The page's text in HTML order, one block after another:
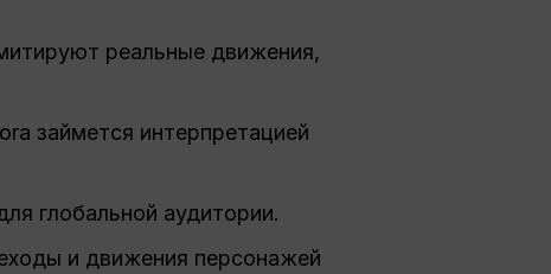
реальные движения,
займется интерпретацией
глобальной аудитории.
и движения персонажей